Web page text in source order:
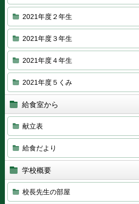
2021年度２年生
2021年度３年生
2021年度４年生
2021年度５くみ
給食室から
献立表
給食だより
学校概要
校長先生の部屋